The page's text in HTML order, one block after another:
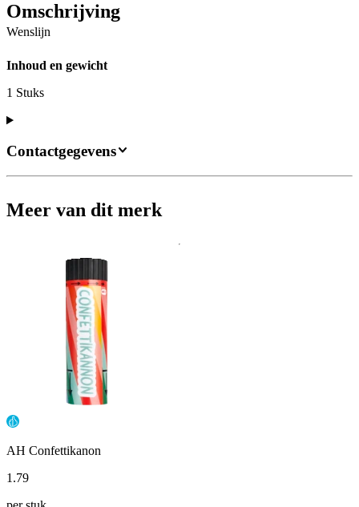
Omschrijving
Wenslijn
Inhoud en gewicht
1 Stuks
Contactgegevens
Meer van dit merk
AH Confettikanon
1 .79